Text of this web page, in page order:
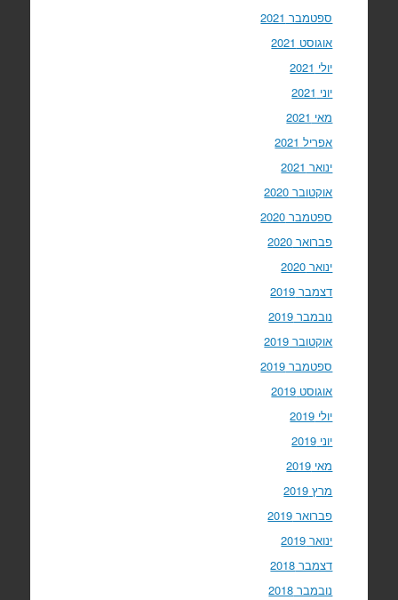
ספטמבר 2021
אוגוסט 2021
יולי 2021
יוני 2021
מאי 2021
אפריל 2021
ינואר 2021
אוקטובר 2020
ספטמבר 2020
פברואר 2020
ינואר 2020
דצמבר 2019
נובמבר 2019
אוקטובר 2019
ספטמבר 2019
אוגוסט 2019
יולי 2019
יוני 2019
מאי 2019
מרץ 2019
פברואר 2019
ינואר 2019
דצמבר 2018
נובמבר 2018